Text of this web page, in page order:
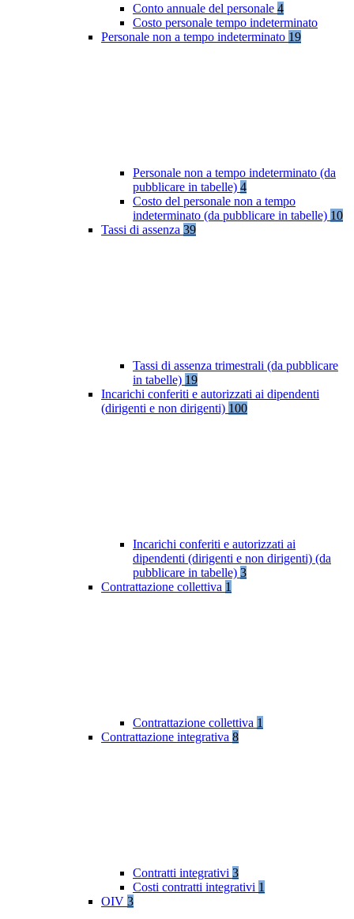
Conto annuale del personale 4
Costo personale tempo indeterminato
Personale non a tempo indeterminato 19
Personale non a tempo indeterminato (da
pubblicare in tabelle) 4
Costo del personale non a tempo
indeterminato (da pubblicare in tabelle) 10
Tassi di assenza 39
Tassi di assenza trimestrali (da pubblicare
in tabelle) 19
Incarichi conferiti e autorizzati ai dipendenti
(dirigenti e non dirigenti) 100
Incarichi conferiti e autorizzati ai
dipendenti (dirigenti e non dirigenti) (da
pubblicare in tabelle) 3
Contrattazione collettiva 1
Contrattazione collettiva 1
Contrattazione integrativa 8
Contratti integrativi 3
Costi contratti integrativi 1
OIV 3